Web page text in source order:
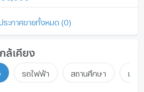
ฝังเพดาน 4 ทิศทาง 1 เครื่อง DAIKIN
บติดผนัง 4 เครื่อง ทั้ง4 ห้องนอน
ทั้งตัว สั่งตัดพิเศษลบมุม ขนาด
มตร เก้าอี้ไม้เบาะหนังอิตาลี 4 ที่นั่ง
ระกาศขายทั้งหมด (0)
ล้เคียง
รถไฟฟ้า สถานศึกษา แหล่